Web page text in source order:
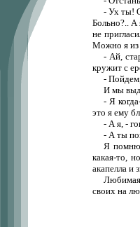
- Ух ты!
Больно?.. А
не
Можно я из
- Ай,
кружит с
-
И мы
- Я
это я ему
- А я, -
- А ты
Я помню.
какая-то,
акапелла и
Любимая
своих на